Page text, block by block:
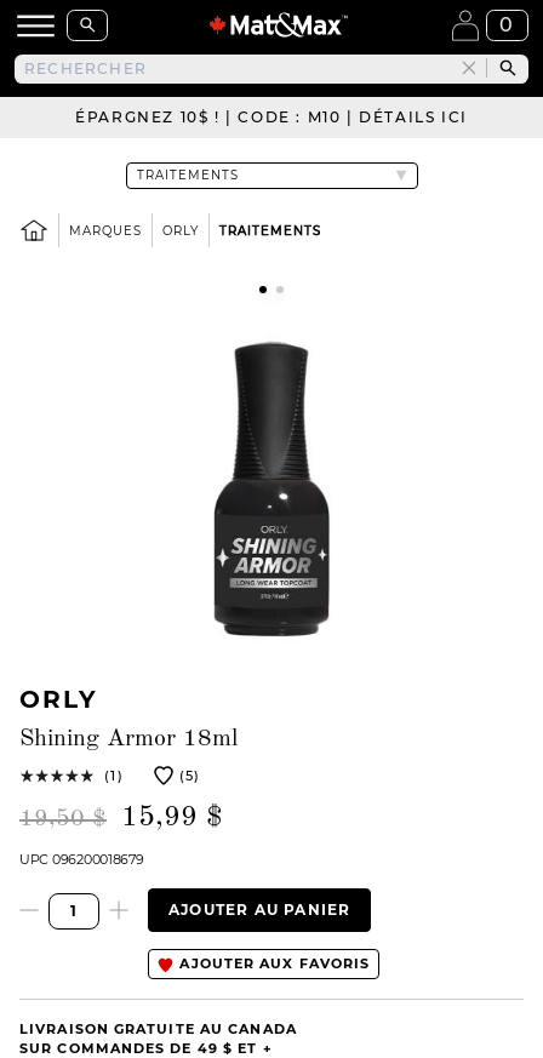
0
ÉPARGNEZ 10$ ! | CODE : M10 | DÉTAILS ICI
MARQUES ORLY TRAITEMENTS
ORLY
Shining Armor 18ml
(1) (5)
19,50 $ 15,99 $
UPC 096200018679
AJOUTER AU PANIER
AJOUTER AUX FAVORIS
LIVRAISON GRATUITE AU CANADA
SUR COMMANDES DE 49 $ ET +